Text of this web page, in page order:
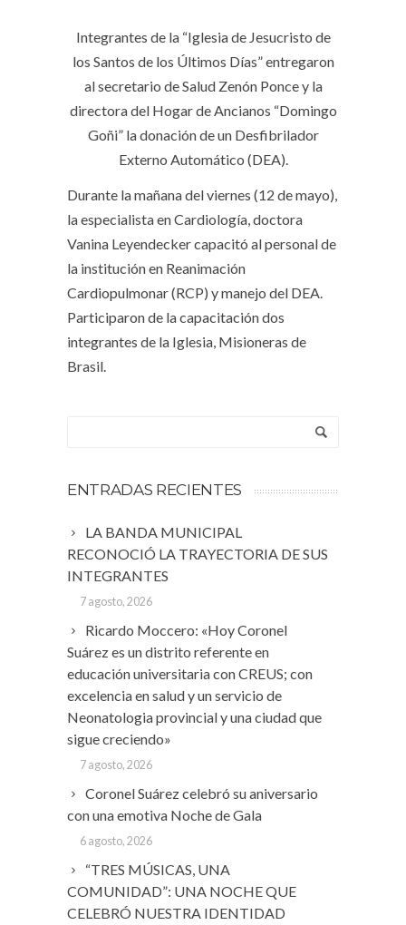
Integrantes de la “Iglesia de Jesucristo de
los Santos de los Últimos Días” entregaron
al secretario de Salud Zenón Ponce y la
directora del Hogar de Ancianos “Domingo
Goñi” la donación de un Desfibrilador
Externo Automático (DEA).
Durante la mañana del viernes (12 de mayo),
la especialista en Cardiología, doctora
Vanina Leyendecker capacitó al personal de
la institución en Reanimación
Cardiopulmonar (RCP) y manejo del DEA.
Participaron de la capacitación dos
integrantes de la Iglesia, Misioneras de
Brasil.
ENTRADAS RECIENTES
LA BANDA MUNICIPAL
RECONOCIÓ LA TRAYECTORIA DE SUS
INTEGRANTES
7 agosto, 2026
Ricardo Moccero: «Hoy Coronel
Suárez es un distrito referente en
educación universitaria con CREUS; con
excelencia en salud y un servicio de
Neonatologia provincial y una ciudad que
sigue creciendo»
7 agosto, 2026
Coronel Suárez celebró su aniversario
con una emotiva Noche de Gala
6 agosto, 2026
“TRES MÚSICAS, UNA
COMUNIDAD”: UNA NOCHE QUE
CELEBRÓ NUESTRA IDENTIDAD